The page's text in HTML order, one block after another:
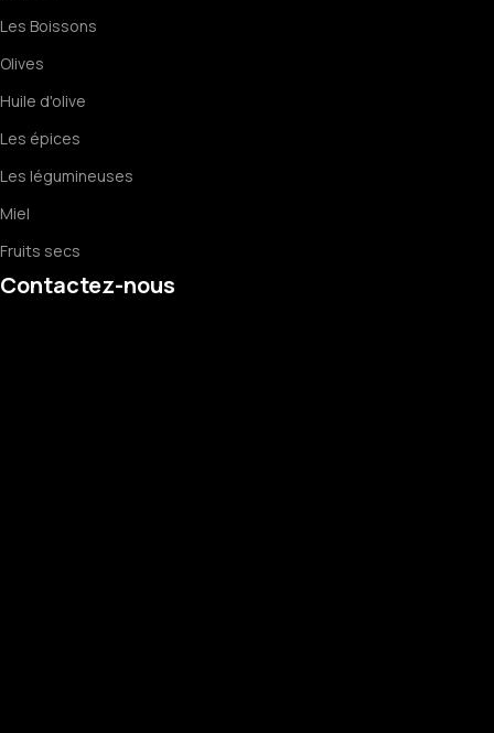
Les Boissons
Olives
Huile d'olive
Les épices
Les légumineuses
Miel
Fruits secs
Contactez-nous